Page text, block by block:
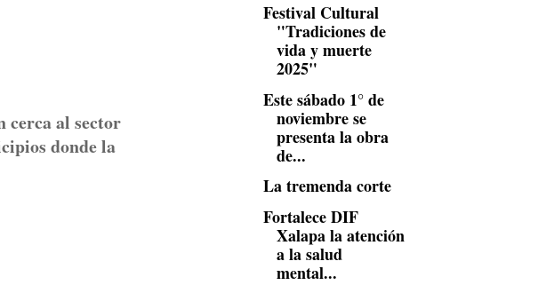
cerca al sector
donde la
Festival Cultural
"Tradiciones de
vida y muerte
2025"
Este sábado 1° de
noviembre se
presenta la obra
de...
La tremenda corte
Fortalece DIF
Xalapa la atención
a la salud
mental...